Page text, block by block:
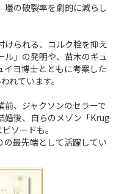
壜の破裂率を劇的に減らし
けられる、コルク栓を抑え
ル」の発明や、苗木のギュ
イヨ博士とともに考案した
れています。
、ジャクソンのセラーで
婚後、自らのメゾン「Krug
ソードも。
の最先端として活躍してい